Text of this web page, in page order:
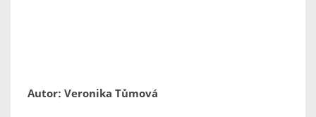
Autor: Veronika Tůmová